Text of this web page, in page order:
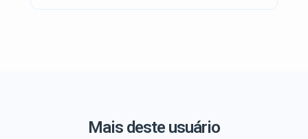
Mais deste usuário